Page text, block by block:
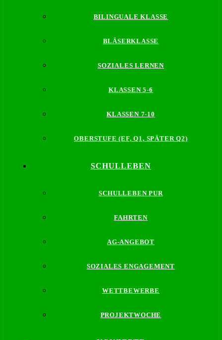
BILINGUALE KLASSE
BLÄSERKLASSE
SOZIALES LERNEN
KLASSEN 5-6
KLASSEN 7-10
OBERSTUFE (EF, Q1, SPÄTER Q2)
SCHULLEBEN
SCHULLEBEN PUR
FAHRTEN
AG-ANGEBOT
SOZIALES ENGAGEMENT
WETTBEWERBE
PROJEKTWOCHE